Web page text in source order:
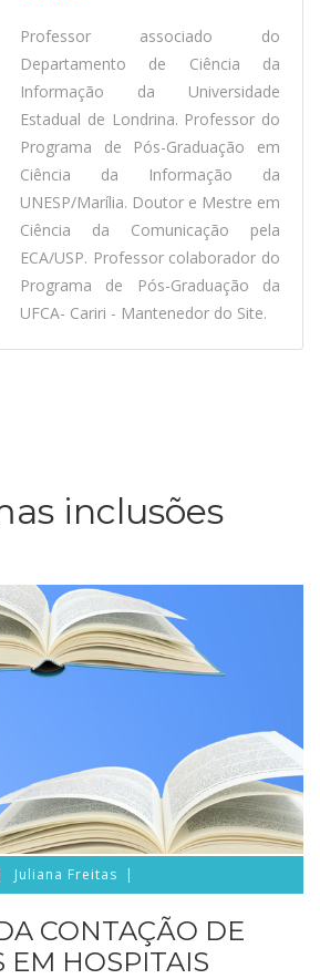
Professor associado do
Departamento de Ciência da
Informação da Universidade
Estadual de Londrina. Professor do
Programa de Pós-Graduação em
Ciência da Informação da
UNESP/Marília. Doutor e Mestre em
Ciência da Comunicação pela
ECA/USP. Professor colaborador do
Programa de Pós-Graduação da
UFCA- Cariri - Mantenedor do Site.
inclusões
Juliana Freitas
CONTAÇÃO DE
EM HOSPITAIS